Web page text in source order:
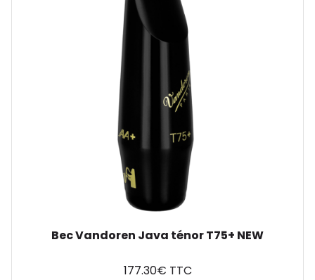
Bec Vandoren Java ténor T75+ NEW
177.30€ TTC